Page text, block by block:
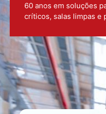
60 anos em soluções
críticos, salas limpas e